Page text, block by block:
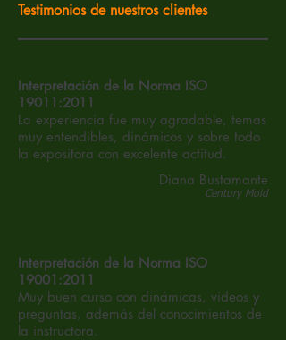
Testimonios de nuestros clientes
Interpretación de la Norma ISO
19011:2011
La experiencia fue muy agradable, temas
muy entendibles, dinámicos y sobre todo
la expositora con excelente actitud.
Diana Bustamante
Century Mold
Interpretación de la Norma ISO
19001:2011
Muy buen curso con dinámicas, videos y
preguntas, además del conocimientos de
la instructora.